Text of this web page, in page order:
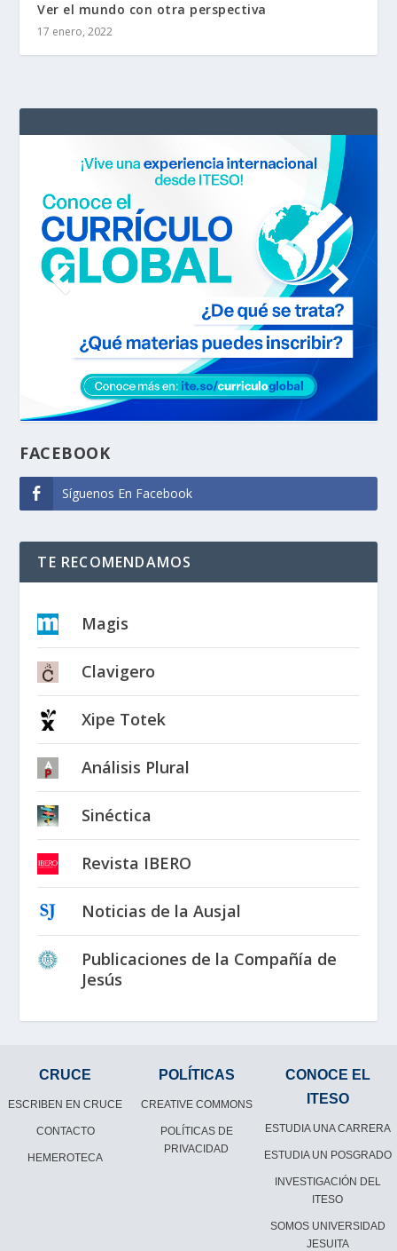
Ver el mundo con otra perspectiva
17 enero, 2022
FACEBOOK
Síguenos En Facebook
TE RECOMENDAMOS
Magis
Clavigero
Xipe Totek
Análisis Plural
Sinéctica
Revista IBERO
Noticias de la Ausjal
Publicaciones de la Compañía de
Jesús
CRUCE
ESCRIBEN EN CRUCE
CONTACTO
HEMEROTECA
POLÍTICAS
CREATIVE COMMONS
POLÍTICAS DE
PRIVACIDAD
CONOCE EL
ITESO
ESTUDIA UNA CARRERA
ESTUDIA UN POSGRADO
INVESTIGACIÓN DEL
ITESO
SOMOS UNIVERSIDAD
JESUITA